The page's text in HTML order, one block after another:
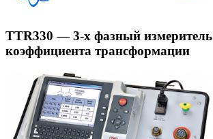
TTR330 — 3-х фазный измеритель
коэффициента трансформации